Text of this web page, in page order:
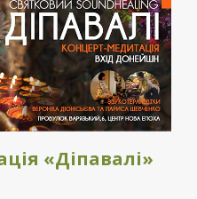
«Діпавалі»